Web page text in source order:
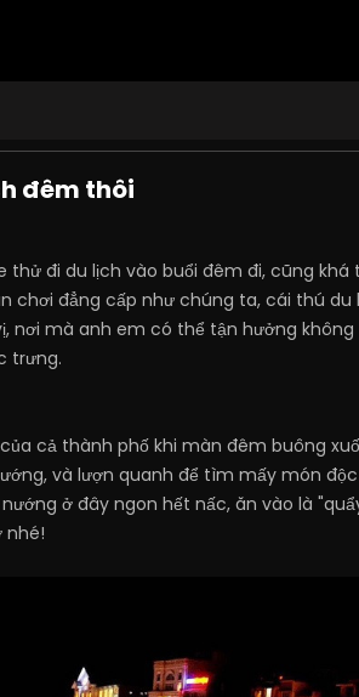
đêm thôi
đi du lịch vào buổi đêm đi, cũng khá
chơi đẳng cấp như chúng ta, cái thú du
nơi mà anh em có thể tận hưởng không
trưng.
cả thành phố khi màn đêm buông
và lượn quanh để tìm mấy món
ở đây ngon hết nấc, ăn vào là
nhé!